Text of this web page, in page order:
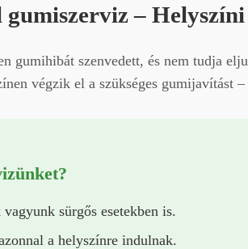
gumiszerviz –
gumihibát szenvedett, és nem tudja
végzik el a szükséges gumijavítást
sürgős esetekben is.
a helyszínre indulnak.